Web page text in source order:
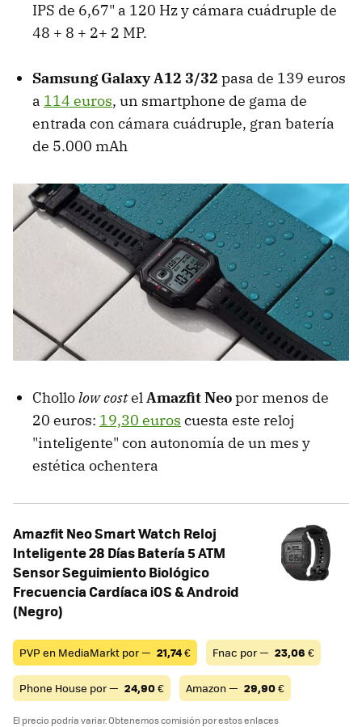
IPS de 6,67" a 120 Hz y cámara cuádruple de
48 + 8 + 2+ 2 MP.
Samsung Galaxy A12 3/32 pasa de 139 euros
a 114 euros, un smartphone de gama de
entrada con cámara cuádruple, gran batería
de 5.000 mAh
Chollolow costel Amazfit Neopor menos de
20 euros: 19,30 euros cuesta este reloj
"inteligente" con autonomía de un mes y
estética ochentera
Amazfit Neo Smart Watch Reloj
Inteligente 28 Días Batería 5 ATM
Sensor Seguimiento Biológico
Frecuencia Cardíaca iOS & Android
(Negro)
PVP en MediaMarkt por — 21,74€ Fnac por — 23,06 €
Phone House por — 24,90€ Amazon — 29,90€
El precio podría variar. Obtenemos comisión por estos enlaces